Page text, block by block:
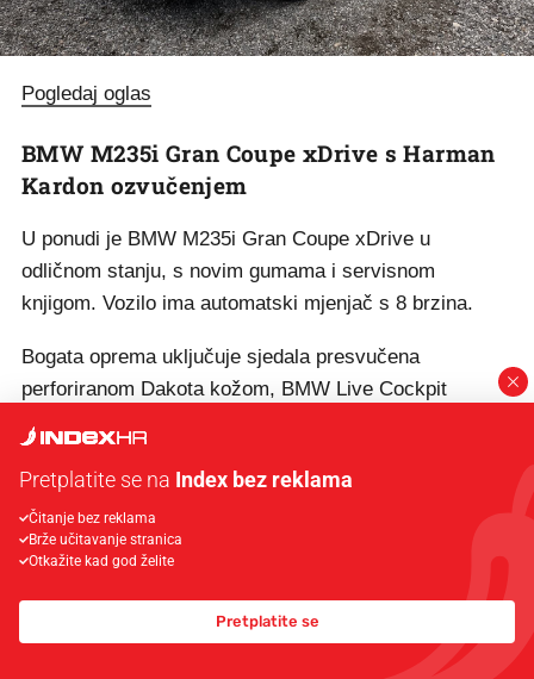
Pogledaj oglas
BMW M235i Gran Coupe xDrive s Harman
Kardon ozvučenjem
U ponudi je BMW M235i Gran Coupe xDrive u
odličnom stanju, s novim gumama i servisnom
knjigom. Vozilo ima automatski mjenjač s 8 brzina.
Bogata oprema uključuje sjedala presvučena
perforiranom Dakota kožom, BMW Live Cockpit
Professional, Head-up zaslon, Harman Kardon
ovjes (EDC/VDC) i sustav pomoći pri parkiranju.
Moguća je zamjena za jeftinije vozilo. Cijena je 38.999
€.
Pretplatite se na Index bez reklama
Čitanje bez reklama
Brže učitavanje stranica
Otkažite kad god želite
Pretplatite se